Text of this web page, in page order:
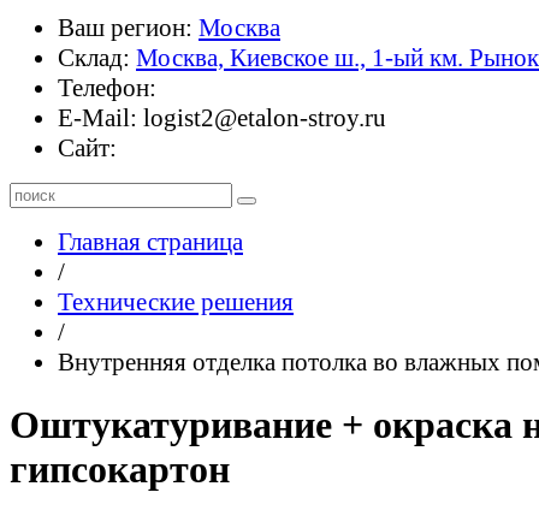
Ваш регион: Москва
Склад: Москва, Киевское ш., 1-ый км.
Телефон:
E-Mail: logist2@etalon-stroy.ru
Сайт:
Главная страница
/
Технические решения
/
Внутренняя отделка потолка во влажных
Оштукатуривание + окраска
гипсокартон